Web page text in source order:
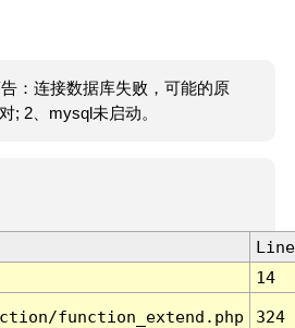
：连接数据库失败，可能的原
; 2、mysql未启动。
Line
14
function_extend.php 324